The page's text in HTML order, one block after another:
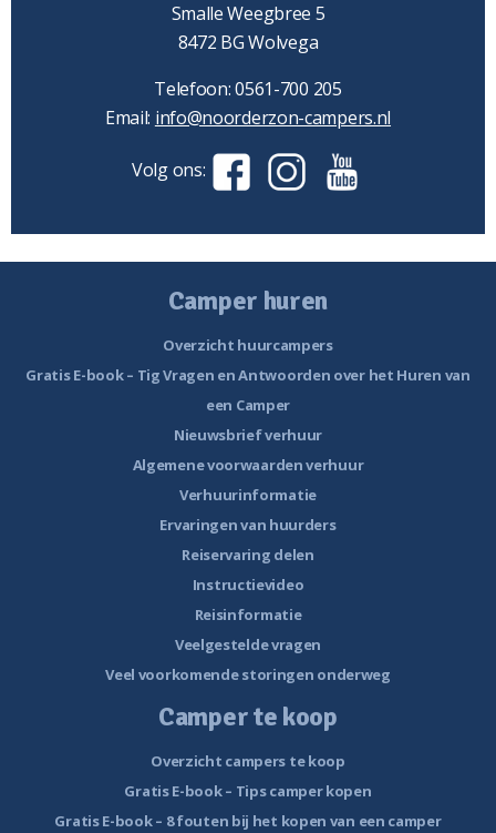
Smalle Weegbree 5
8472 BG Wolvega
Telefoon: 0561-700 205
Email: info@noorderzon-campers.nl
Volg ons:
Camper huren
Overzicht huurcampers
Gratis E-book – Tig Vragen en Antwoorden over het Huren van
een Camper
Nieuwsbrief verhuur
Algemene voorwaarden verhuur
Verhuurinformatie
Ervaringen van huurders
Reiservaring delen
Instructievideo
Reisinformatie
Veelgestelde vragen
Veel voorkomende storingen onderweg
Camper te koop
Overzicht campers te koop
Gratis E-book – Tips camper kopen
Gratis E-book – 8 fouten bij het kopen van een camper